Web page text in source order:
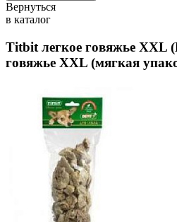
Вернуться
в каталог
Titbit легкое говяжье XXL
говяжье XXL (мягкая